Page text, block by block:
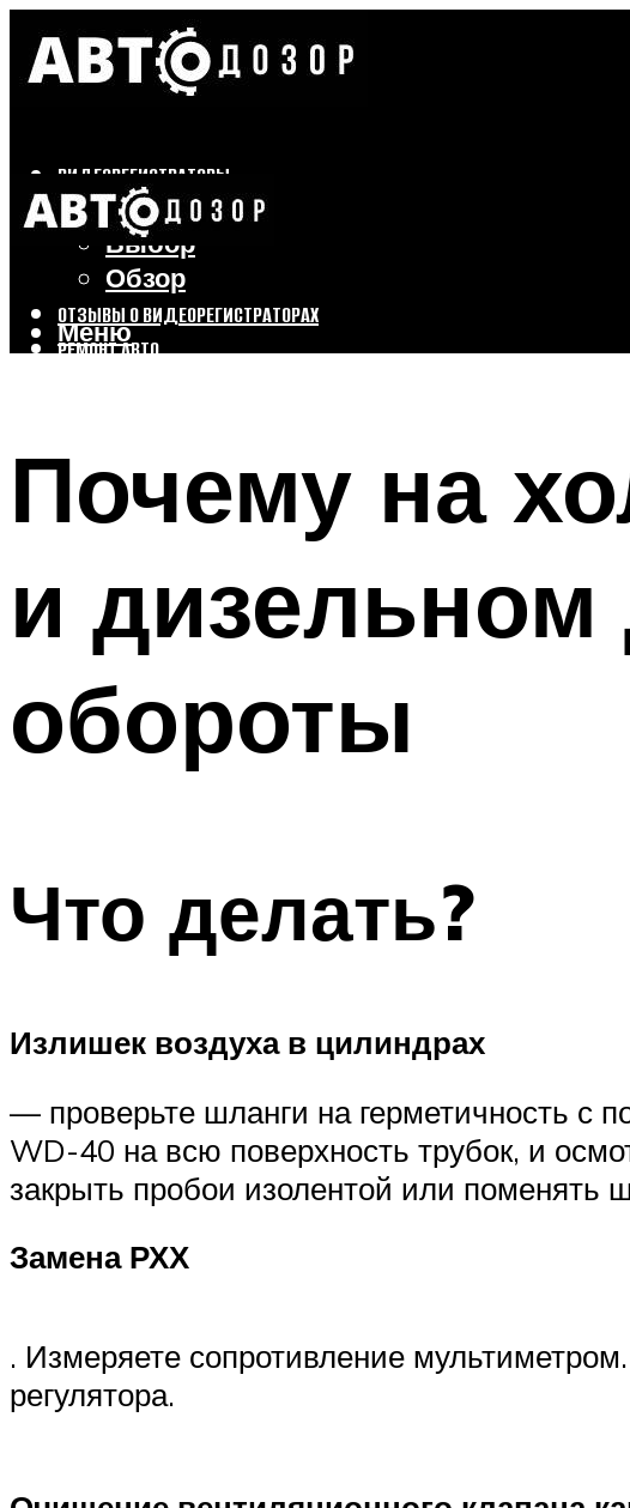
ВИДЕОРЕГИСТРАТОРЫ
Бренды
Выбор
Обзор
ОТЗЫВЫ О ВИДЕОРЕГИСТРАТОРАХ
РЕМОНТ АВТО
Меню
Меню
Почему на
и дизельном
обороты
Что делать?
Излишек воздуха в цилиндрах
— проверьте шланги на герметичность с
WD-40 на всю поверхность трубок, и
закрыть пробои изолентой или поменять
Замена РХХ
. Измеряете сопротивление
регулятора.